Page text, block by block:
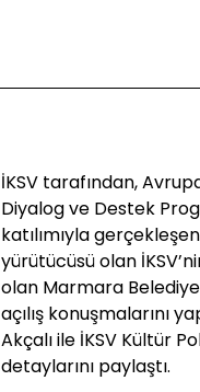
İKSV tarafından,
Diyalog ve Destek
katılımıyla
yürütücüsü olan
olan Marmara
açılış konuşmalarını
Akçalı ile İKSV Kültür
detaylarını paylaştı.